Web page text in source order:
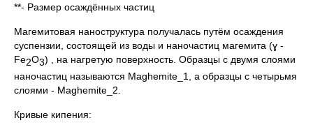
**- Размер осаждённых частиц
Магемитовая наноструктура получалась путём осаждения
суспензии, состоящей из воды и наночастиц магемита (ɣ -
Fe2O3) , на нагретую поверхность. Образцы с двумя слоями
наночастиц называются Maghemite_1, а образцы с четырьмя
слоями - Maghemite_2.
Кривые кипения: